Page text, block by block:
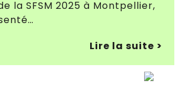
la SFSM 2025 à Montpellier,
Lire la suite >